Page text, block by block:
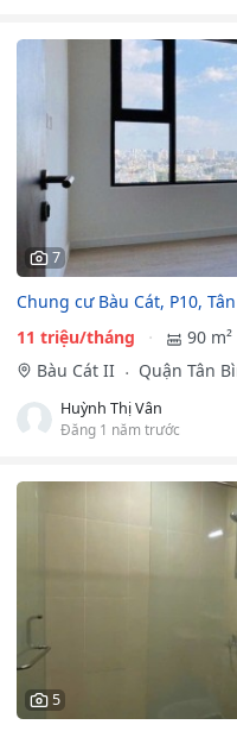
7
Chung cư Bàu Cát, P10,
11 triệu/tháng
90 m²
Bàu Cát II
Quận Tân
Huỳnh Thị Vân
Đăng 1 năm trước
5